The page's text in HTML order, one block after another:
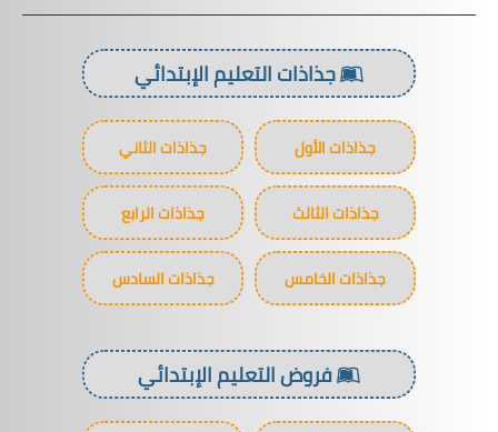
جذاذات التعليم الإبتدائي
جذاذات الأول جذاذات الثاني
جذاذات الثالث جذاذات الرابع
جذاذات الخامس جذاذات السادس
فروض التعليم الإبتدائي